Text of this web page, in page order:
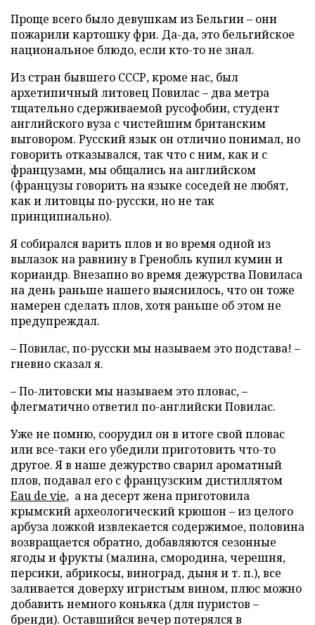
Проще всего было девушкам из Бельгии – они
пожарили картошку фри. Да-да, это бельгийское
национальное блюдо, если кто-то не знал.
Из стран бывшего СССР, кроме нас, был
архетипичный литовец Повилас – два метра
тщательно сдерживаемой русофобии, студент
английского вуза с чистейшим британским
выговором. Русский язык он отлично понимал, но
говорить отказывался, так что с ним, как и с
французами, мы общались на английском
(французы говорить на языке соседей не любят,
как и литовцы по-русски, но не так
принципиально).
Я собирался варить плов и во время одной из
вылазок на равнину в Гренобль купил кумин и
кориандр. Внезапно во время дежурства Повиласа
на день раньше нашего выяснилось, что он тоже
намерен сделать плов, хотя раньше об этом не
предупреждал.
– Повилас, по-русски мы называем это подстава! –
гневно сказал я.
– По-литовски мы называем это пловас, –
флегматично ответил по-английски Повилас.
Уже не помню, соорудил он в итоге свой пловас
или все-таки его убедили приготовить что-то
другое. Я в наше дежурство сварил ароматный
плов, подавал его с французским дистиллятом
Eau de vie, а на десерт жена приготовила
крымский археологический крюшон – из целого
арбуза ложкой извлекается содержимое, половина
возвращается обратно, добавляются сезонные
ягоды и фрукты (малина, смородина, черешня,
персики, абрикосы, виноград, дыня и т. п.), все
заливается доверху игристым вином, плюс можно
добавить немного коньяка (для пуристов –
бренди). Оставшийся вечер потерялся в